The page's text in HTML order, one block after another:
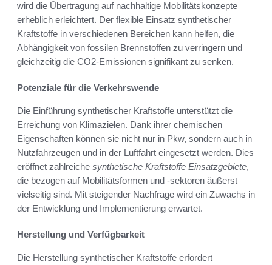
wird die Übertragung auf nachhaltige Mobilitätskonzepte
erheblich erleichtert. Der flexible Einsatz synthetischer
Kraftstoffe in verschiedenen Bereichen kann helfen, die
Abhängigkeit von fossilen Brennstoffen zu verringern und
gleichzeitig die CO2-Emissionen signifikant zu senken.
Potenziale für die Verkehrswende
Die Einführung synthetischer Kraftstoffe unterstützt die
Erreichung von Klimazielen. Dank ihrer chemischen
Eigenschaften können sie nicht nur in Pkw, sondern auch in
Nutzfahrzeugen und in der Luftfahrt eingesetzt werden. Dies
eröffnet zahlreiche synthetische Kraftstoffe Einsatzgebiete,
die bezogen auf Mobilitätsformen und -sektoren äußerst
vielseitig sind. Mit steigender Nachfrage wird ein Zuwachs in
der Entwicklung und Implementierung erwartet.
Herstellung und Verfügbarkeit
Die Herstellung synthetischer Kraftstoffe erfordert